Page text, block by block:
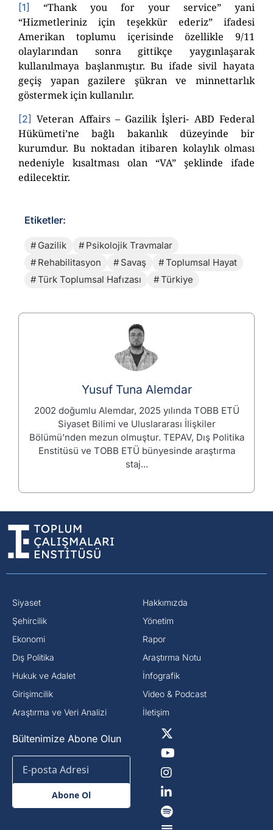
[1]
“Thank you for your service” yani
“Hizmetleriniz için teşekkür ederiz” ifadesi
Amerikan toplumu içerisinde özellikle 9/11
olaylarından sonra gittikçe yaygınlaşarak
kullanılmaya başlanmıştır. Bu ifade sivil hayata
geçiş yapan gazilere şükran ve minnettarlık
göstermek için kullanılır.
[2] Veteran Affairs – Gazilik İşleri- ABD Federal
Hükümeti’ne bağlı bakanlık düzeyinde bir
kurumdur. Bu noktadan itibaren kolaylık olması
nedeniyle kısaltması olan “VA” şeklinde ifade
edilecektir.
Etiketler:
Gazilik
Psikolojik Travmalar
Rehabilitasyon
Savaş
Toplumsal Hayat
Türk Toplumsal Hafızası
Türkiye
Yusuf Tuna Alemdar
2002 doğumlu Alemdar, 2025 yılında TOBB ETÜ
Siyaset Bilimi ve Uluslararası İlişkiler
Bölümü’nden mezun olmuştur. TEPAV, Dış Politika
Enstitüsü ve TOBB ETÜ bünyesinde araştırma
staj...
Siyaset
⁠Şehircilik
Ekonomi
Dış Politika
⁠Hukuk ve Adalet
Girişimcilik
Araştırma ve Veri Analizi
Hakkımızda
Yönetim
Rapor
Araştırma Notu
İnfografik
Video & Podcast
İletişim
Bültenimize Abone Olun
Abone Ol